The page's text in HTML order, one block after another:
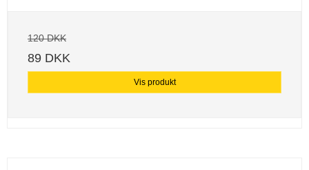
120 DKK
89 DKK
Vis produkt